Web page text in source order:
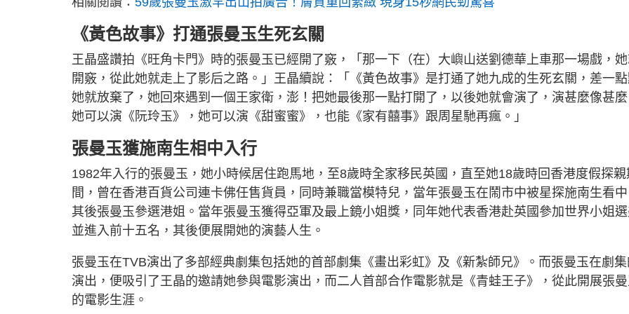
《黃色故事》打通張曼玉生死玄關
王晶盛讚拍《旺角卡門》時的張曼玉已經開了竅，「那一下（在）大嶼山送劉德華上車那一場戲，
開竅，從此她就走上了影后之路。」王晶續說：「《黃色故事》是打通了她九成的生死玄關，差一
她就放棄了，她回來遇到一個王家衛，澎！把她最後那一點打開了，以後她就會演了，演甚麼像甚麼
她可以演《阮玲玉》，她可以演《甜蜜蜜》，也能《家有囍事》跟周星馳再瘋。」
張曼玉獲施南生相中入行
1982年入行的張曼玉，她小時候居住跑馬地，至8歲時全家移民英國，直至她18歲時回香港度假探親
間，曾在香港百貨公司連卡佛任售貨員，同時兼職當模特兒，當年張曼玉在鬧市中被星探施南生看中
其後張曼玉參選港姐。當年張曼玉獲得亞軍及最上鏡小姐獎，同年她代表香港赴英國參加世界小姐
並進入前十五名，其後便展開她的演藝人生。
張曼玉在TVB演出了多部經典劇集包括她的首部劇集《畫出彩虹》及《新紮師兄》。而張曼玉在劇集
演出，便吸引了王晶的邀請她參與電影演出，而二人首部合作電影就是《青蛙王子》，從此開展張
的電影生涯。